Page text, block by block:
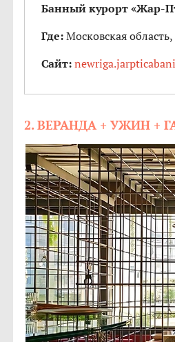
Банный курорт «Жар-
Где:Московская
Сайт:
2. ВЕРАНДА + УЖИН +